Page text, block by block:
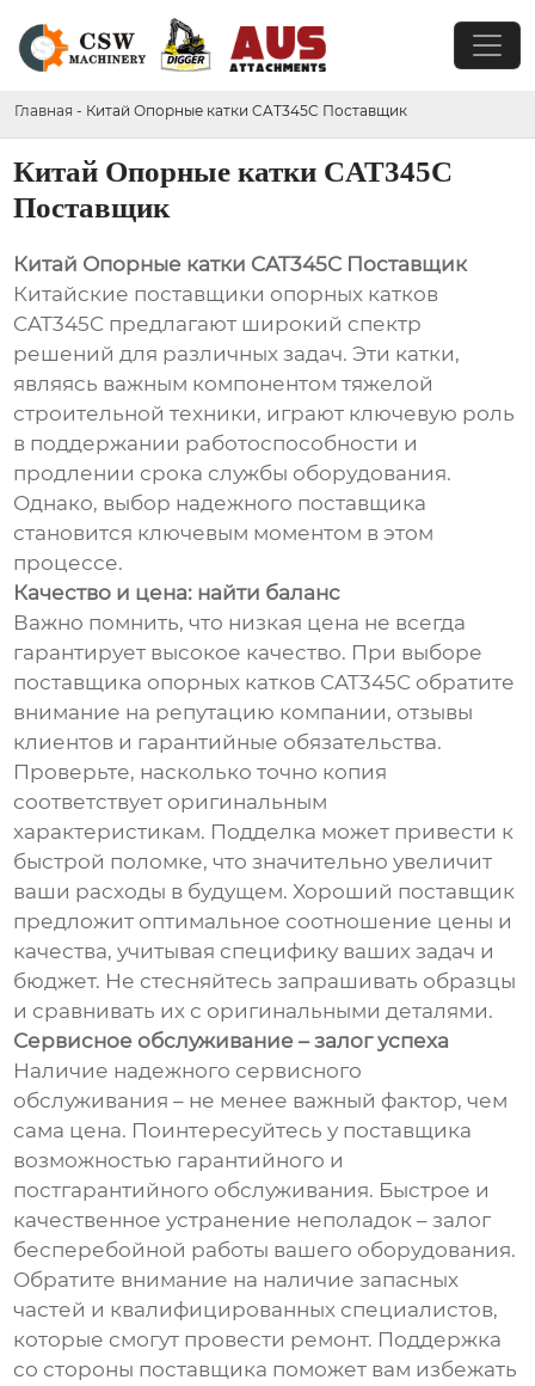
Главная - Китай Опорные катки CAT345C Поставщик
Китай Опорные катки CAT345C
Поставщик
Китай Опорные катки CAT345C Поставщик
Китайские поставщики опорных катков
CAT345C предлагают широкий спектр
решений для различных задач. Эти катки,
являясь важным компонентом тяжелой
строительной техники, играют ключевую роль
в поддержании работоспособности и
продлении срока службы оборудования.
Однако, выбор надежного поставщика
становится ключевым моментом в этом
процессе.
Качество и цена: найти баланс
Важно помнить, что низкая цена не всегда
гарантирует высокое качество. При выборе
поставщика опорных катков CAT345C обратите
внимание на репутацию компании, отзывы
клиентов и гарантийные обязательства.
Проверьте, насколько точно копия
соответствует оригинальным
характеристикам. Подделка может привести к
быстрой поломке, что значительно увеличит
ваши расходы в будущем. Хороший поставщик
предложит оптимальное соотношение цены и
качества, учитывая специфику ваших задач и
бюджет. Не стесняйтесь запрашивать образцы
и сравнивать их с оригинальными деталями.
Сервисное обслуживание – залог успеха
Наличие надежного сервисного
обслуживания – не менее важный фактор, чем
сама цена. Поинтересуйтесь у поставщика
возможностью гарантийного и
постгарантийного обслуживания. Быстрое и
качественное устранение неполадок – залог
бесперебойной работы вашего оборудования.
Обратите внимание на наличие запасных
частей и квалифицированных специалистов,
которые смогут провести ремонт. Поддержка
со стороны поставщика поможет вам избежать